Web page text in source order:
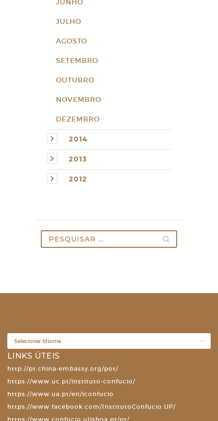
JUNHO
JULHO
AGOSTO
SETEMBRO
OUTUBRO
NOVEMBRO
DEZEMBRO
2014
2013
2012
por:
LINKS ÚTEIS
http://pt.china-embassy.org/pot/
https://www.uc.pt/instituto-confucio/
https://www.ua.pt/en/iconfucio
https://www.facebook.com/InstitutoConfucio.UP/
https://www.confucio.ulisboa.pt/pt/